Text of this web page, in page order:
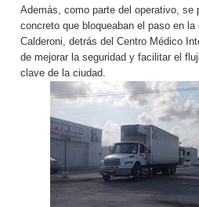
Además, como parte del operativo, se
concreto que bloqueaban el paso en
Calderoni, detrás del Centro Médico
de mejorar la seguridad y facilitar el
clave de la ciudad.